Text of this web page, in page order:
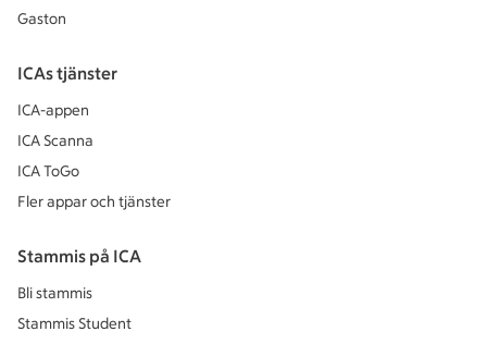
Gaston
ICAs tjänster
ICA-appen
ICA Scanna
ICA ToGo
Fler appar och tjänster
Stammis på ICA
Bli stammis
Stammis Student